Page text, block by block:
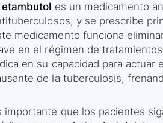
etambutol es un medicamento
y se prescribe
medicamento funciona
en el régimen de
en su capacidad para
de la tuberculosis,
importante que los pacientes